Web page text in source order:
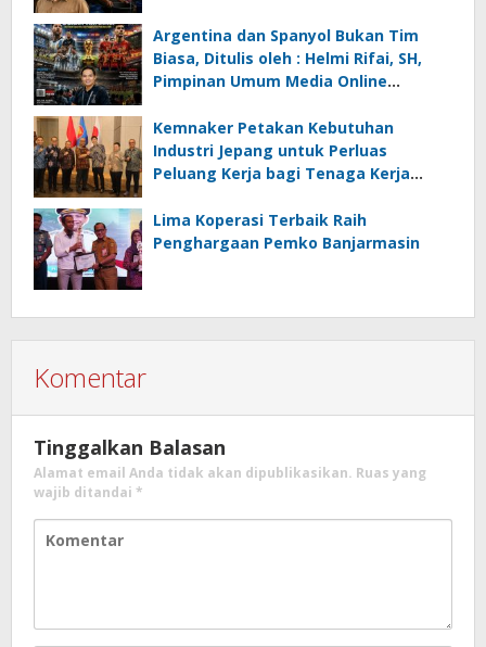
Ancaman Lingkungan, Oleh : Helmi
Rifai, SH
Argentina dan Spanyol Bukan Tim
Biasa, Ditulis oleh : Helmi Rifai, SH,
Pimpinan Umum Media Online
Kemnaker Petakan Kebutuhan
Industri Jepang untuk Perluas
Peluang Kerja bagi Tenaga Kerja
Lima Koperasi Terbaik Raih
Penghargaan Pemko Banjarmasin
Komentar
Tinggalkan Balasan
Alamat email Anda tidak akan dipublikasikan. Ruas yang
wajib ditandai *